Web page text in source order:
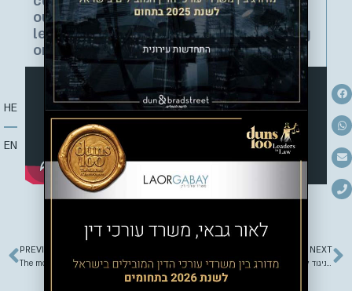
HE
EN
out the renovation and the tenants are
left helpless and find themselves living
on a construction site
PREVIOUS
The most beautiful apartments in Jerusalem
NEXT
היזם בנה בניגוד לחוק – והדיירים לא קיבלו היתר לחיזוק